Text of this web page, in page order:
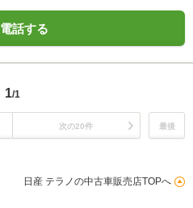
電話する
1/1
次の20件 最後
日産 テラノの中古車販売店TOPへ